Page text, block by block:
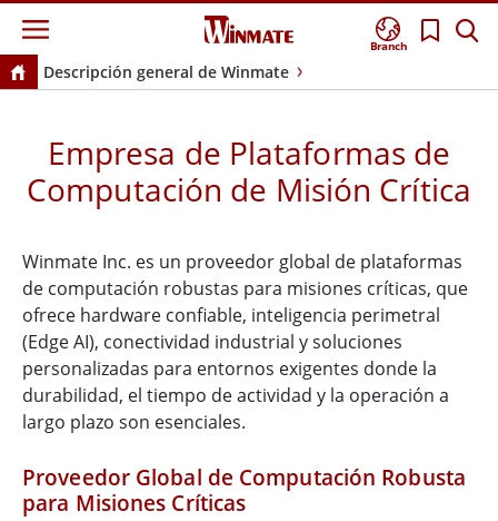
Branch
Descripción general de Winmate
Empresa de Plataformas de
Computación de Misión Crítica
Winmate Inc. es un proveedor global de plataformas
de computación robustas para misiones críticas, que
ofrece hardware confiable, inteligencia perimetral
(Edge AI), conectividad industrial y soluciones
personalizadas para entornos exigentes donde la
durabilidad, el tiempo de actividad y la operación a
largo plazo son esenciales.
Proveedor Global de Computación Robusta
para Misiones Críticas